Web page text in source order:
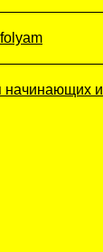
начинающих и